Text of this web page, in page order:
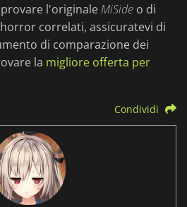
l'originaleMiSide o di
correlati, assicuratevi di
di comparazione dei
la migliore offerta per
Condividi